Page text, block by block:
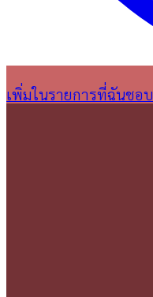
เพิ่มในรายการที่ฉันชอบ